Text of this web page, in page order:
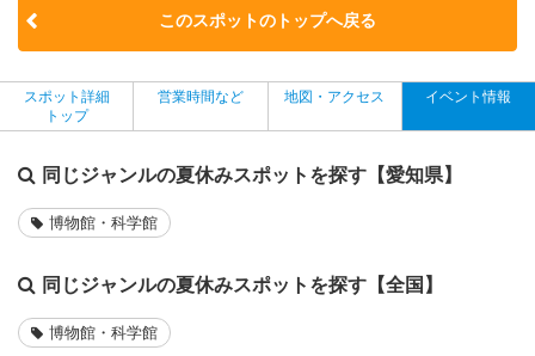
このスポットのトップへ戻る
スポット詳細
トップ
営業時間など 地図・アクセス イベント情報
同じジャンルの夏休みスポットを探す【愛知県】
博物館・科学館
同じジャンルの夏休みスポットを探す【全国】
博物館・科学館